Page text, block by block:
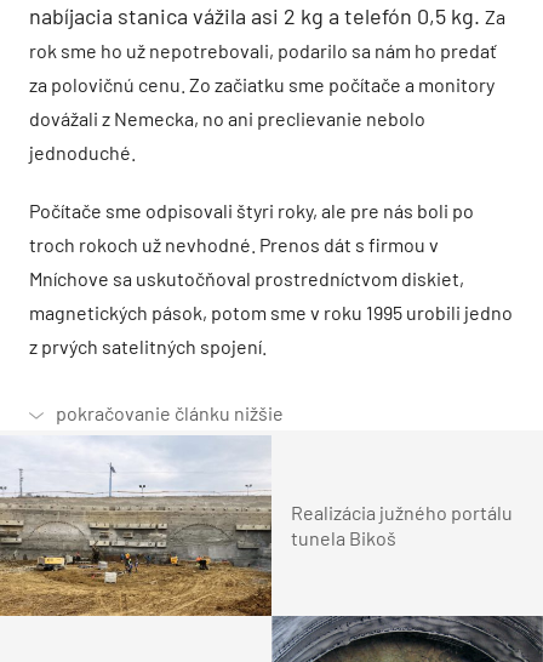
nabíjacia stanica vážila asi 2 kg a telefón 0,5 kg. Za
rok sme ho už nepotrebovali, podarilo sa nám ho predať
za polovičnú cenu. Zo začiatku sme počítače a monitory
dovážali z Nemecka, no ani preclievanie nebolo
jednoduché.
Počítače sme odpisovali štyri roky, ale pre nás boli po
troch rokoch už nevhodné. Prenos dát s firmou v
Mníchove sa uskutočňoval prostredníctvom diskiet,
magnetických pások, potom sme v roku 1995 urobili jedno
z prvých satelitných spojení.
Realizácia južného portálu
tunela Bikoš